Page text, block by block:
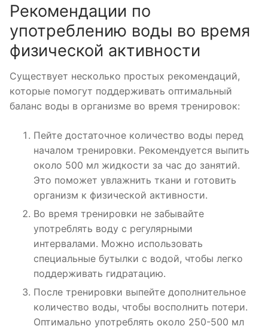
Рекомендации по
употреблению воды во время
физической активности
Существует несколько простых рекомендаций,
которые помогут поддерживать оптимальный
баланс воды в организме во время тренировок:
Пейте достаточное количество воды перед
началом тренировки. Рекомендуется выпить
около 500 мл жидкости за час до занятий.
Это поможет увлажнить ткани и готовить
организм к физической активности.
Во время тренировки не забывайте
употреблять воду с регулярными
интервалами. Можно использовать
специальные бутылки с водой, чтобы легко
поддерживать гидратацию.
После тренировки выпейте дополнительное
количество воды, чтобы восполнить потери.
Оптимально употреблять около 250-500 мл